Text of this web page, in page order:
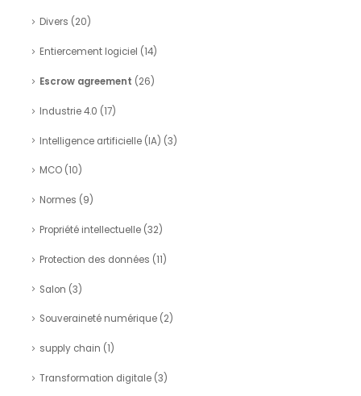
Divers (20)
Entiercement logiciel (14)
Escrow agreement (26)
Industrie 4.0 (17)
Intelligence artificielle (IA) (3)
MCO(10)
Normes (9)
Propriété intellectuelle(32)
Protection des données (11)
Salon (3)
Souveraineté numérique(2)
supply chain (1)
Transformation digitale(3)